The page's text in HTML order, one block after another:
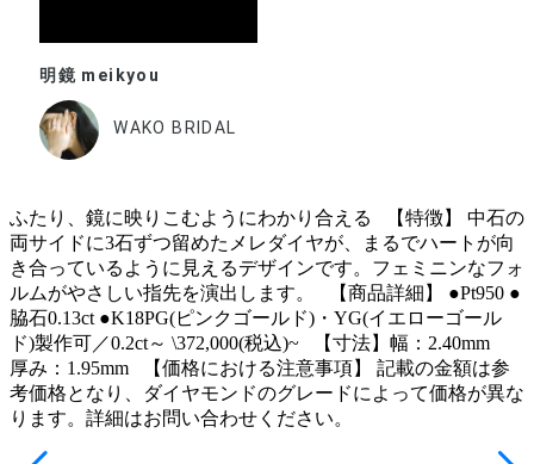
明鏡 meikyou
WAKO BRIDAL
ふたり、鏡に映りこむようにわかり合える 【特徴】 中石の
両サイドに3石ずつ留めたメレダイヤが、まるでハートが向
き合っているように見えるデザインです。フェミニンなフォ
ルムがやさしい指先を演出します。 【商品詳細】 ●Pt950 ●
脇石0.13ct ●K18PG(ピンクゴールド)・YG(イエローゴール
ド)製作可／0.2ct～ \372,000(税込)~ 【寸法】幅：2.40mm
厚み：1.95mm 【価格における注意事項】 記載の金額は参
考価格となり、ダイヤモンドのグレードによって価格が異な
ります。詳細はお問い合わせください。